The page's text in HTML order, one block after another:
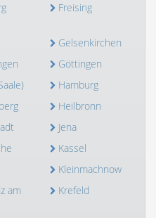
Freising
Gelsenkirchen
Göttingen
Hamburg
Heilbronn
Jena
Kassel
Kleinmachnow
am
Krefeld